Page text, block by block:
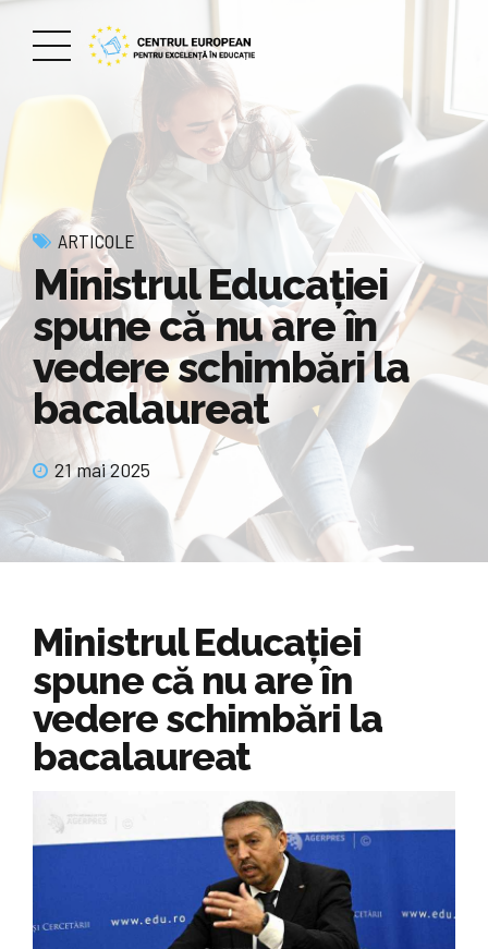
ARTICOLE
Ministrul Educației
spune că nu are în
vedere schimbări la
bacalaureat
21 mai 2025
Ministrul Educației
spune că nu are în
vedere schimbări la
bacalaureat